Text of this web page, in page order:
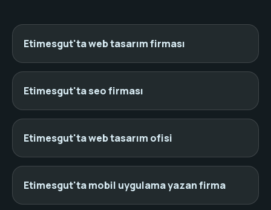
Etimesgut'ta web tasarım firması
Etimesgut'ta seo firması
Etimesgut'ta web tasarım ofisi
Etimesgut'ta mobil uygulama yazan firma